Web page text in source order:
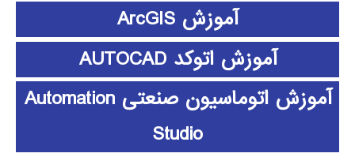
آموزش ArcGIS
آموزش اتوکد AUTOCAD
آموزش اتوماسیون صنعتی Automation
Studio